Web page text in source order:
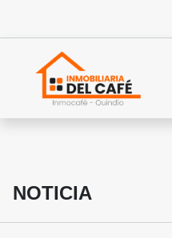
NOTICIA